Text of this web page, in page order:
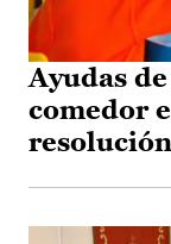
Ayudas
comedor